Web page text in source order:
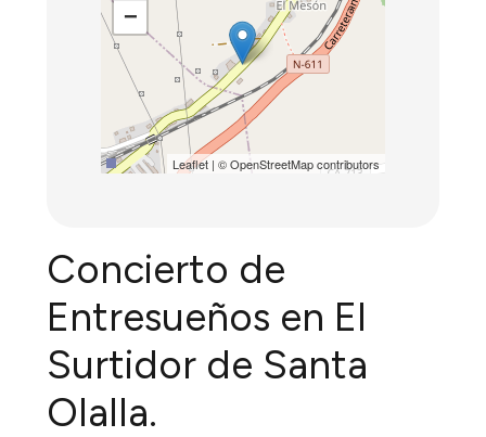
−
Leaflet| ©OpenStreetMapcontributors
Concierto de
Entresueños en El
Surtidor de Santa
Olalla.